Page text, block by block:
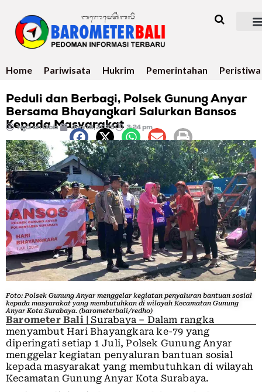
Home Pariwisata Hukrim Pemerintahan Peristiwa
Peduli dan Berbagi, Polsek Gunung Anyar
Bersama Bhayangkari Salurkan Bansos
Kepada Masyarakat
Ngurah Dibia Juni 18, 2025 3:24 pm
Foto: Polsek Gunung Anyar menggelar kegiatan penyaluran bantuan sosial
kepada masyarakat yang membutuhkan di wilayah Kecamatan Gunung
Anyar Kota Surabaya. (barometerbali/redho)
Barometer Bali | Surabaya – Dalam rangka
menyambut Hari Bhayangkara ke-79 yang
diperingati setiap 1 Juli, Polsek Gunung Anyar
menggelar kegiatan penyaluran bantuan sosial
kepada masyarakat yang membutuhkan di wilayah
Kecamatan Gunung Anyar Kota Surabaya.